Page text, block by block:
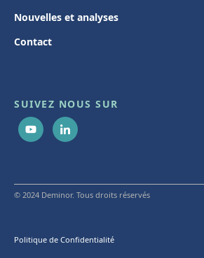
Nouvelles et analyses
Contact
SUIVEZ NOUS SUR
© 2024 Deminor. Tous droits réservés
Politique de Confidentialité